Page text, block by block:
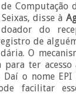
Computação
disse à
do
de
O
para ter
Daí o nome
facilitar